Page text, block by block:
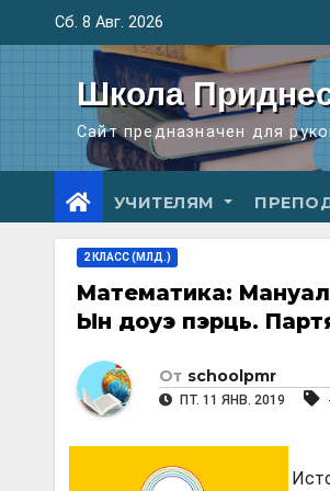
содержимому
Сб. 8 Авг. 2026
Школа
Сайт предназначен для
УЧИТЕЛЯМ
2 КЛАСС (МЛД.)
Математика: Мануал
Ын доуэ пэрць.
От schoolpmr
ПТ. 11 ЯНВ. 2019